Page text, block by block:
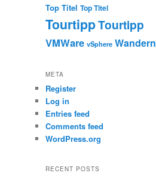
Top Titel Top Titel
TourtippTourtipp
VMWare vSphere Wandern
META
Register
Log in
Entries feed
Comments feed
WordPress.org
RECENT POSTS